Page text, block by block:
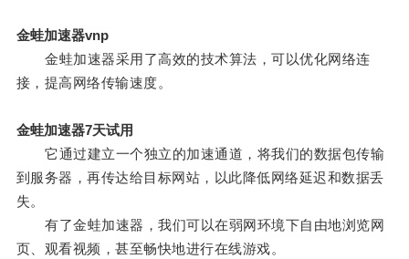
金蛙加速器vnp
金蛙加速器采用了高效的技术算法，可以优化网络连
接，提高网络传输速度。
金蛙加速器7天试用
它通过建立一个独立的加速通道，将我们的数据包传输
到服务器，再传达给目标网站，以此降低网络延迟和数据丢
失。
有了金蛙加速器，我们可以在弱网环境下自由地浏览网
页、观看视频，甚至畅快地进行在线游戏。